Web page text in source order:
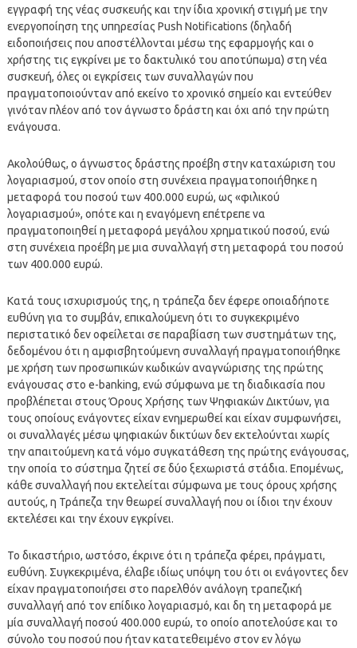
εγγραφή της νέας συσκευής και την ίδια χρονική στιγμή με την
ενεργοποίηση της υπηρεσίας Push Notifications (δηλαδή
ειδοποιήσεις που αποστέλλονται μέσω της εφαρμογής και ο
χρήστης τις εγκρίνει με το δακτυλικό του αποτύπωμα) στη νέα
συσκευή, όλες οι εγκρίσεις των συναλλαγών που
πραγματοποιούνταν από εκείνο το χρονικό σημείο και εντεύθεν
γινόταν πλέον από τον άγνωστο δράστη και όχι από την πρώτη
ενάγουσα.
Ακολούθως, ο άγνωστος δράστης προέβη στην καταχώριση του
λογαριασμού, στον οποίο στη συνέχεια πραγματοποιήθηκε η
μεταφορά του ποσού των 400.000 ευρώ, ως «φιλικού
λογαριασμού», οπότε και η εναγόμενη επέτρεπε να
πραγματοποιηθεί η μεταφορά μεγάλου χρηματικού ποσού, ενώ
στη συνέχεια προέβη με μια συναλλαγή στη μεταφορά του ποσού
των 400.000 ευρώ.
Κατά τους ισχυρισμούς της, η τράπεζα δεν έφερε οποιαδήποτε
ευθύνη για το συμβάν, επικαλούμενη ότι το συγκεκριμένο
περιστατικό δεν οφείλεται σε παραβίαση των συστημάτων της,
δεδομένου ότι η αμφισβητούμενη συναλλαγή πραγματοποιήθηκε
με χρήση των προσωπικών κωδικών αναγνώρισης της πρώτης
ενάγουσας στο e-banking, ενώ σύμφωνα με τη διαδικασία που
προβλέπεται στους Όρους Χρήσης των Ψηφιακών Δικτύων, για
τους οποίους ενάγοντες είχαν ενημερωθεί και είχαν συμφωνήσει,
οι συναλλαγές μέσω ψηφιακών δικτύων δεν εκτελούνται χωρίς
την απαιτούμενη κατά νόμο συγκατάθεση της πρώτης ενάγουσας,
την οποία το σύστημα ζητεί σε δύο ξεχωριστά στάδια. Επομένως,
κάθε συναλλαγή που εκτελείται σύμφωνα με τους όρους χρήσης
αυτούς, η Τράπεζα την θεωρεί συναλλαγή που οι ίδιοι την έχουν
εκτελέσει και την έχουν εγκρίνει.
Το δικαστήριο, ωστόσο, έκρινε ότι η τράπεζα φέρει, πράγματι,
ευθύνη. Συγκεκριμένα, έλαβε ιδίως υπόψη του ότι οι ενάγοντες δεν
είχαν πραγματοποιήσει στο παρελθόν ανάλογη τραπεζική
συναλλαγή από τον επίδικο λογαριασμό, και δη τη μεταφορά με
μία συναλλαγή ποσού 400.000 ευρώ, το οποίο αποτελούσε και το
σύνολο του ποσού που ήταν κατατεθειμένο στον εν λόγω